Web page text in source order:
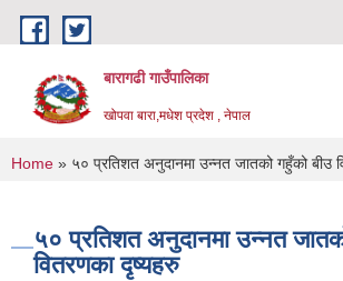
Skip to main content
बारागढी गाउँपालिका
खोपवा बारा,मधेश प्रदेश , नेपाल
You are here
Home » ५० प्रतिशत अनुदानमा उन्नत जातको गहुँको बीउ
५० प्रतिशत अनुदानमा उन्नत
वितरणका दृष्यहरु